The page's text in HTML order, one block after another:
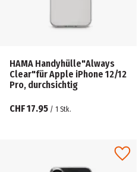
HAMA Handyhülle"Always
Clear"für Apple iPhone 12/12
Pro, durchsichtig
CHF 17.95 / 1 Stk.